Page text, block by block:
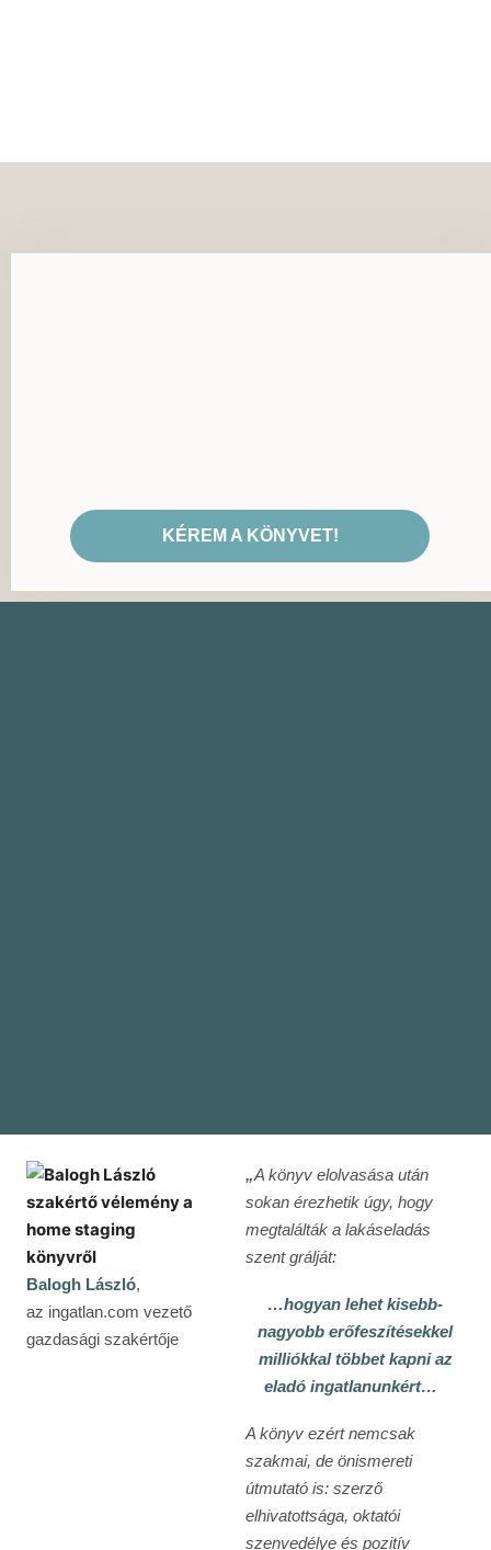
KÉREM A KÖNYVET!
Balogh László,
az ingatlan.com vezető
gazdasági szakértője
„A könyv elolvasása után
sokan érezhetik úgy, hogy
megtalálták a lakáseladás
szent grálját:
…hogyan lehet kisebb-
nagyobb erőfeszítésekkel
milliókkal többet kapni az
eladó ingatlanunkért…
A könyv ezért nemcsak
szakmai, de önismereti
útmutató is: szerző
elhivatottsága, oktatói
szenvedélye és pozitív